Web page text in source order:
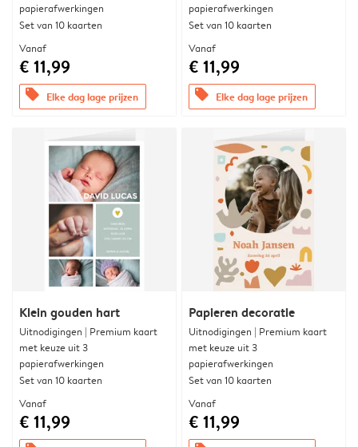
papierafwerkingen
Set van 10 kaarten
Vanaf
€ 11,99
offers Elke dag lage prijzen
papierafwerkingen
Set van 10 kaarten
Vanaf
€ 11,99
offers Elke dag lage prijzen
Klein gouden hart
Uitnodigingen | Premium kaart
met keuze uit 3
papierafwerkingen
Set van 10 kaarten
Vanaf
€ 11,99
Papieren decoratie
Uitnodigingen | Premium kaart
met keuze uit 3
papierafwerkingen
Set van 10 kaarten
Vanaf
€ 11,99